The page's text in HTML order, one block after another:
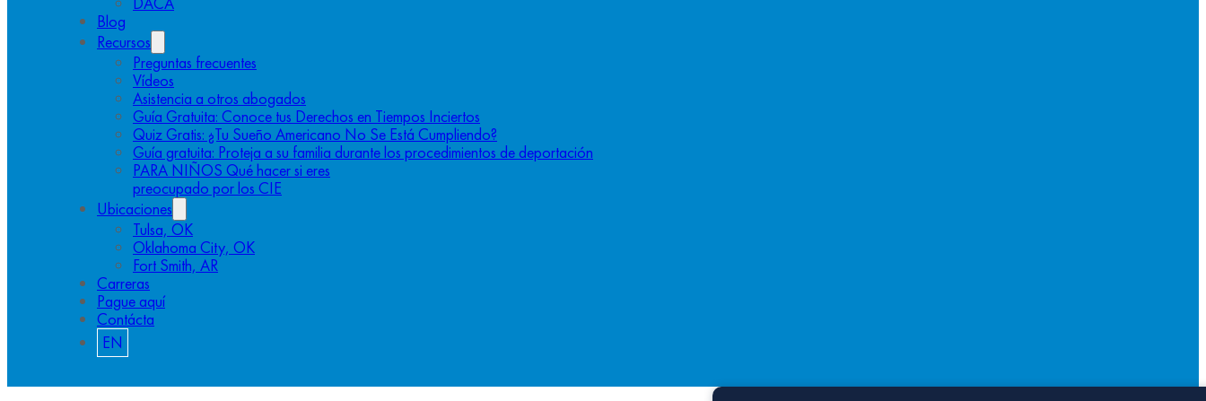
Blog
Recursos
Preguntas frecuentes
Vídeos
Asistencia a otros abogados
Guía Gratuita: Conoce tus Derechos en Tiempos Inciertos
Quiz Gratis: ¿Tu Sueño Americano No Se Está Cumpliendo?
Guía gratuita: Proteja a su familia durante los procedimientos de deportación
PARA NIÑOS Qué hacer si eres
preocupado por los CIE
Ubicaciones
Tulsa, OK
Oklahoma City, OK
Fort Smith, AR
Carreras
Pague aquí
Contácta
EN